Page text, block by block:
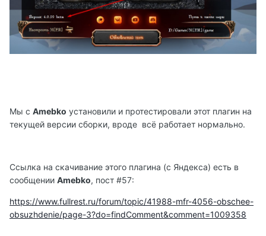
Мы с Amebko установили и протестировали этот плагин на
текущей версии сборки, вроде всё работает нормально.
Ссылка на скачивание этого плагина (с Яндекса) есть в
сообщении Amebko, пост #57:
https://www.fullrest.ru/forum/topic/41988-mfr-4056-obschee-
obsuzhdenie/page-3?do=findComment&comment=1009358